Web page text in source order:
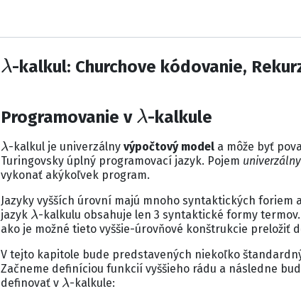
λ
-kalkul: Churchove kódovanie,
Programovanie v
λ
-kalkule
λ
-kalkul je univerzálny výpočtový modela môže byť
Turingovsky úplný programovací jazyk. Pojem univerzálny
vykonať akýkoľvek program.
Jazyky vyšších úrovní majú mnoho syntaktických
jazyk
λ
-kalkulu obsahuje len 3 syntaktické formy
ako je možné tieto vyššie-úrovňové konštrukcie preložiť
V tejto kapitole bude predstavených niekoľko
Začneme definíciou funkcií vyššieho rádu a následne
definovať v
λ
-kalkule: